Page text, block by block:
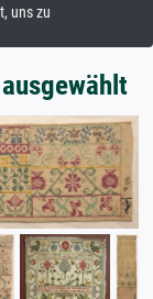
uns zu